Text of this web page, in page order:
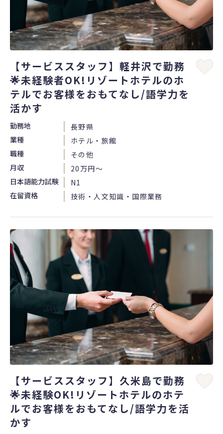
【サービススタッフ】軽井沢で勤務
🌟未経験者OK!リゾートホテルのホ
テルでお客様をおもてなし/語学力を
活かす
勤務地
長野県
業種
ホテル・旅館
職種
その他
月収
20万円〜
日本語能力試験
N1
在留資格
技術・人文知識・国際業務
【サービススタッフ】久米島で勤務
🌟未経験OK!リゾートホテルのホテ
ルでお客様をおもてなし/語学力を活
かす